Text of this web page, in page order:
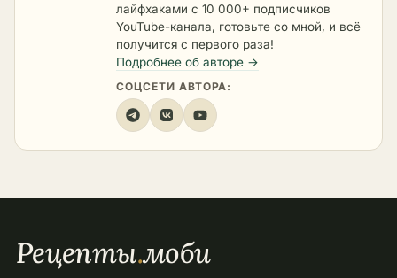
лайфхаками с 10 000+ подписчиков
YouTube-канала, готовьте со мной, и всё
получится с первого раза!
Подробнее об авторе →
СОЦСЕТИ АВТОРА:
Рецепты.моби